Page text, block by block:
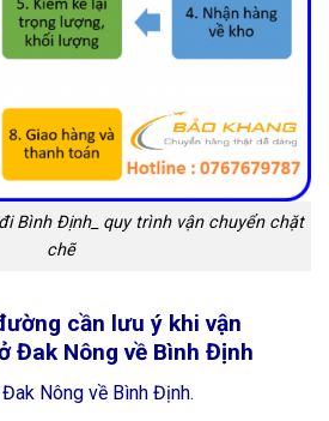
Bình Định_ quy trình vận chuyển chặt
chẽ
cần lưu ý khi vận
Đak Nông về Bình Định
Nông về Bình Định.